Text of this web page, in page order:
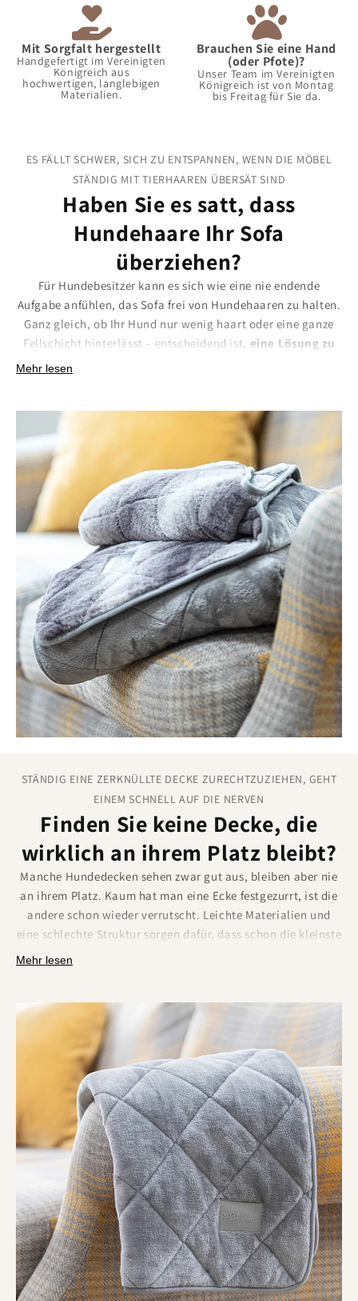
Mit Sorgfalt hergestellt
Handgefertigt im Vereinigten
Königreich aus
hochwertigen, langlebigen
Materialien.
Brauchen Sie eine Hand
(oder Pfote)?
Unser Team im Vereinigten
Königreich ist von Montag
bis Freitag für Sie da.
ES FÄLLT SCHWER, SICH ZU ENTSPANNEN, WENN DIE MÖBEL
STÄNDIG MIT TIERHAAREN ÜBERSÄT SIND
Haben Sie es satt, dass
Hundehaare Ihr Sofa
überziehen?
Für Hundebesitzer kann es sich wie eine nie endende
Aufgabe anfühlen, das Sofa frei von Hundehaaren zu halten.
Ganz gleich, ob Ihr Hund nur wenig haart oder eine ganze
Fellschicht hinterlässt – entscheidend ist, eine Lösung zu
finden, die Ihre Möbel tatsächlich schützt
Unsere luxuriösen Hundedecken bestehen aus
gewebten, schweren Stoffen
, an denen Haare und
Schmutz nicht haften bleiben. Als stilvolle Schicht zwischen
Ihrem Hund und Ihren Möbelntragensiedazu bei, das
Aussehen und die Atmosphäre Ihres Zuhauses zu
bewahren. Erhältlich inKunstfell, Samt und Wollesind
diese Decken nicht nur praktisch,sondern auch
wunderschön verarbeitet,sodass sie sich harmonisch in
Ihre Einrichtung einfügen.
Wenn Sie sich für eine Decke entscheiden, die beides erfüllt
–
Komfort und Sauberkeit–, können Siedas Kuscheln auf
dem Sofa genießen, ohne ständig aufräumen zu müssen.
Das Ergebnis ist eingemütlicher, haarfreier Raum, den
sowohl Sie als auch Ihr Hund jeden Tag genießen können.
Mehr lesen
STÄNDIG EINE ZERKNÜLLTE DECKE ZURECHTZUZIEHEN, GEHT
EINEM SCHNELL AUF DIE NERVEN
Finden Sie keine Decke, die
wirklich an ihrem Platz bleibt?
Manche Hundedecken sehen zwar gut aus, bleiben aber nie
an ihrem Platz. Kaum hat man eine Ecke festgezurrt, ist die
andere schon wieder verrutscht. Leichte Materialien und
eine schlechte Struktur sorgen dafür, dass schon die kleinste
Bewegung die Decke in ein zerknittertes Durcheinander
Unsere Decken
zeichnen sich durch Substanz und
Dank des
schweren, kuscheligen Stoffes
legen sie sich geschmeidig über Sofas, Betten oder Stühle,
ohne zu verrutschen. Das bedeutet: kein ständiges
Nachrichten mehr, wenn sich Ihr Hund bewegt oder
aufsteht, um die Position zu wechseln.
Außerdem legen wir großen Wert auf durchdachte Größen.
Unseregroßen und extragroßenVariantenbedecken
Möbel großzügig,während kleinere Größen für Komfort
sorgen, ohne Unordnung zu verursachen. Ganz gleich, ob Ihr
Hund sich gerne ausstreckt oder sich zusammenrollt –
unsere Decken bleiben genau dort, wo sie hingehören.
Weniger Aufwand für Sie, mehr Entspannung für Ihren Hund.
Mehr lesen